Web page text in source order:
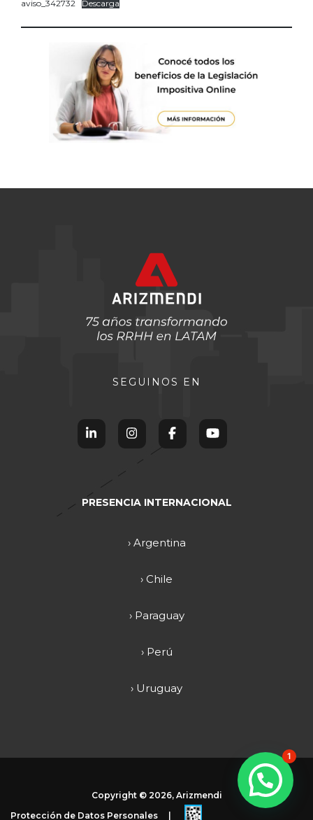
aviso_342732 Descarga
SEGUINOS EN
PRESENCIA INTERNACIONAL
› Argentina
› Chile
› Paraguay
› Perú
› Uruguay
Copyright © 2026, Arizmendi
Protección de Datos Personales
1